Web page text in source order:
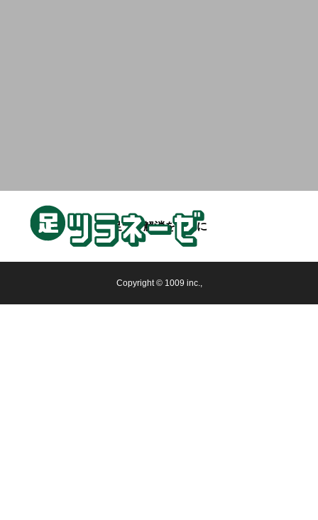
足つり解消を目的に
Copyright © 1009 inc.,